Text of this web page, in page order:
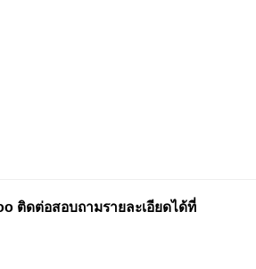
ติดต่อสอบถามรายละเอียดได้ที่